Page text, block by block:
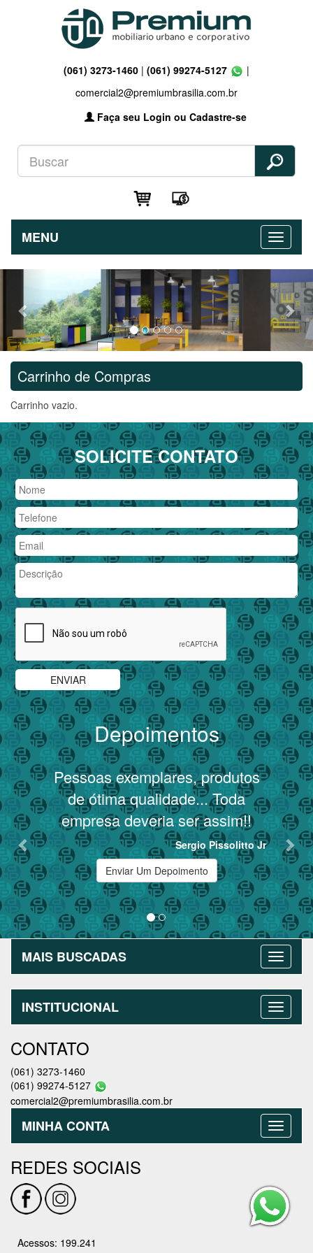
(061) 3273-1460 | (061) 99274-5127
|
comercial2@premiumbrasilia.com.br
Faça seu Login ou Cadastre-se
MENU
Previous
Carrinho de Compras
Carrinho vazio.
SOLICITE CONTATO
Depoimentos
Pessoas exemplares, produtos
de ótima qualidade... Toda
empresa deveria ser assim!!
Sergio Pissolitto Jr
Previous
Enviar Um Depoimento
MAIS BUSCADAS
INSTITUCIONAL
CONTATO
(061) 3273-1460
(061) 99274-5127
comercial2@premiumbrasilia.com.br
MINHA CONTA
REDES SOCIAIS
Acessos: 199.241